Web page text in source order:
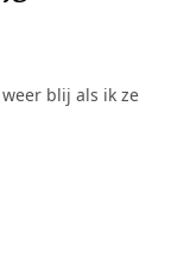
blij als ik ze